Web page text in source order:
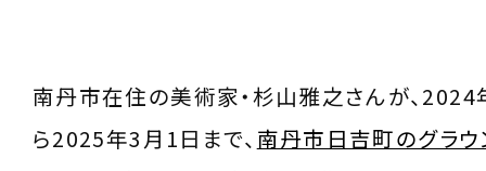
南丹市在住の美術家・杉山雅之さんが、
ら2025年3月1日まで、 南丹市日吉町のグラウ